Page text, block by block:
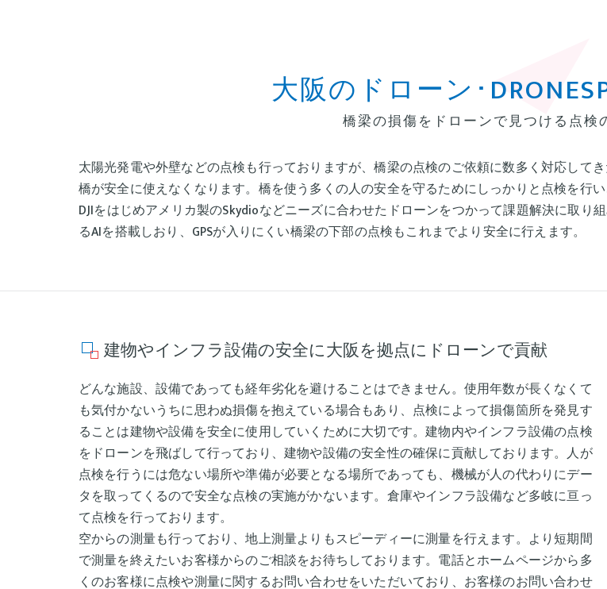
橋梁の損傷をドローンで見つける点検
大阪のドローン･
太陽光発電や外壁などの点検も行っておりますが、橋梁の点検のご依頼に数多く対応して
橋が安全に使えなくなります。橋を使う多くの人の安全を守るためにしっかりと点検を行
DJIをはじめアメリカ製のSkydioなどニーズに合わせたドローンをつかって課題解決に取り
るAIを搭載しおり、GPSが入りにくい橋梁の下部の点検もこれまでより安全に行えます。
建物やインフラ設備の安全に大阪を拠点にドローンで貢献
どんな施設、設備であっても経年劣化を避けることはできません。使用年数が長くなくて
も気付かないうちに思わぬ損傷を抱えている場合もあり、点検によって損傷箇所を発見す
ることは建物や設備を安全に使用していくために大切です。建物内やインフラ設備の点検
をドローンを飛ばして行っており、建物や設備の安全性の確保に貢献しております。人が
点検を行うには危ない場所や準備が必要となる場所であっても、機械が人の代わりにデー
タを取ってくるので安全な点検の実施がかないます。倉庫やインフラ設備など多岐に亘っ
て点検を行っております。
空からの測量も行っており、地上測量よりもスピーディーに測量を行えます。より短期間
で測量を終えたいお客様からのご相談をお待ちしております。電話とホームページから多
くのお客様に点検や測量に関するお問い合わせをいただいており、お客様のお問い合わせ